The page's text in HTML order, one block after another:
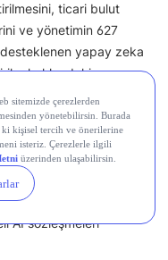
ticari bulut
ve yönetimin 627
yapay zeka
hakkındaki
çıkması ve
aşıldığı mesajı.
(RPO / Backlog)
AI sözleşmeleri